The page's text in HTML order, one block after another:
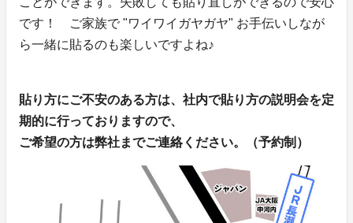
です！ ご家族で "ワイワイガヤガヤ" お手伝いしなが
ら一緒に貼るのも楽しいですよね♪
貼り方にご不安のある方は、社内で貼り方の説明会を定
期的に行っておりますので、
ご希望の方は弊社までご連絡ください。（予約制）